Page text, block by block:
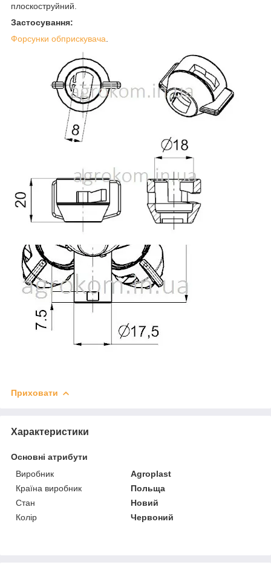
плоскоструйний
Застосування:
Форсунки обприскувача
Приховати
Характеристики
Основні атрибути
Виробник
Agroplast
Країна виробник
Польща
Стан
Новий
Колір
Червоний